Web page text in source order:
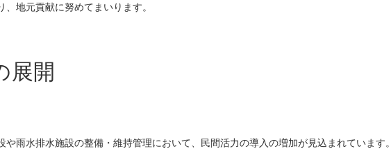
、地元貢献に努めてまいります。
展開
や雨水排水施設の整備・維持管理において、民間活力の導入の増加が見込まれています